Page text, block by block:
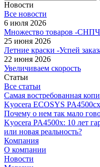
Новости
Все новости
6 июля 2026
Множество товаров -
25 июня 2026
Летние краски -Успей
22 июня 2026
Увеличиваем скорость
Статьи
Все статьи
Самая востребованная
Kyocera ECOSYS
Почему о нем так мало
Kyocera PA4500x: 10 лет
или новая реальность?
Компания
О компании
Новости